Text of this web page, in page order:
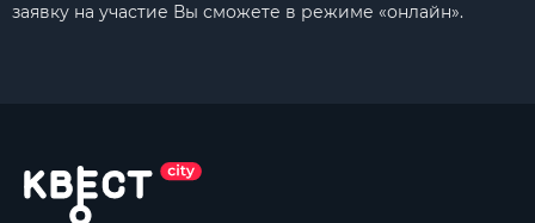
заявку на участие Вы сможете в режиме «онлайн».